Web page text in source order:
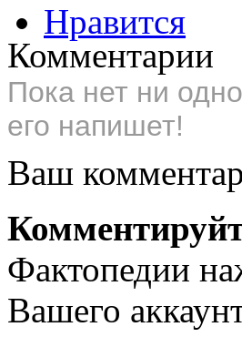
Нравится
Комментарии
Пока нет ни
его напишет!
Ваш
Фактопедии
Вашего